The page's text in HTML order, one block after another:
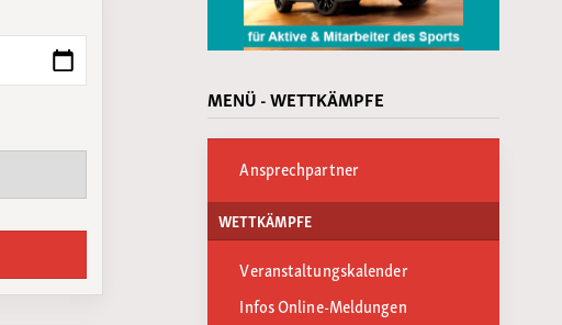
MENÜ - WETTKÄMPFE
Ansprechpartner
WETTKÄMPFE
Veranstaltungskalender
Infos Online-Meldungen